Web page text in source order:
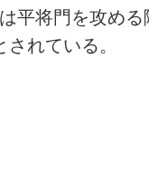
平将門を攻め
れている。